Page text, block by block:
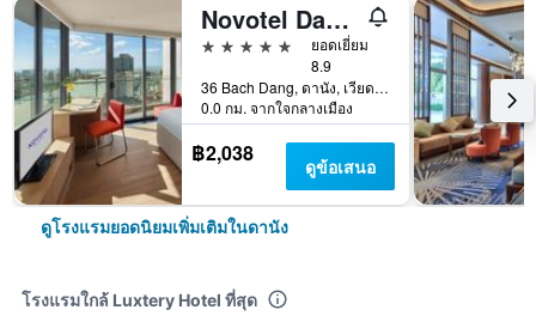
Novotel Danang Premier Han River
5 ดาว
ยอดเยี่ยม
8.9
36 Bach Dang, ดานัง, เวียดนาม
0.0 กม. จากใจกลางเมือง
฿2,038 ดูข้อเสนอ
ดูโรงแรมยอดนิยมเพิ่มเติมในดานัง
โรงแรมใกล้ Luxtery Hotel ที่สุด